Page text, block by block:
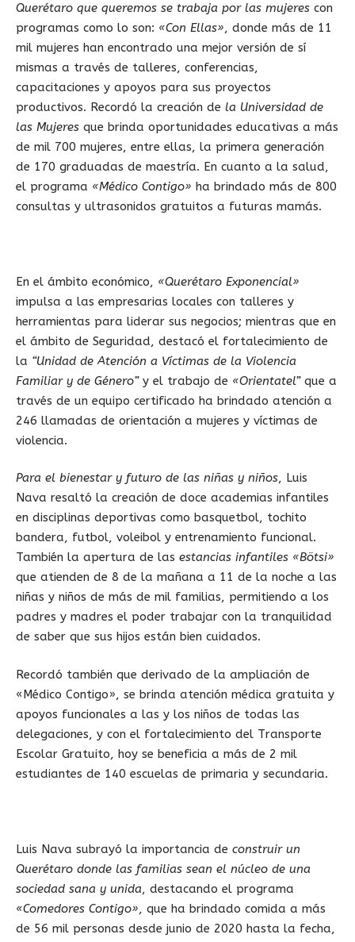
Querétaro que queremos se trabaja por las mujeres con
programas como lo son: «Con Ellas», donde más de 11
mil mujeres han encontrado una mejor versión de sí
mismas a través de talleres, conferencias,
capacitaciones y apoyos para sus proyectos
productivos. Recordó la creación de la Universidad de
las Mujeres que brinda oportunidades educativas a más
de mil 700 mujeres, entre ellas, la primera generación
de 170 graduadas de maestría. En cuanto a la salud,
el programa «Médico Contigo» ha brindado más de 800
consultas y ultrasonidos gratuitos a futuras mamás.
En el ámbito económico, «Querétaro Exponencial»
impulsa a las empresarias locales con talleres y
herramientas para liderar sus negocios; mientras que en
el ámbito de Seguridad, destacó el fortalecimiento de
la “Unidad de Atención a Víctimas de la Violencia
Familiar y de Género”y el trabajo de «Orientatel”que a
través de un equipo certificado ha brindado atención a
246 llamadas de orientación a mujeres y víctimas de
violencia.
Para el bienestar y futuro de las niñas y niños, Luis
Nava resaltó la creación de doce academias infantiles
en disciplinas deportivas como basquetbol, tochito
bandera, futbol, voleibol y entrenamiento funcional.
También la apertura de las estancias infantiles «Bötsi»
que atienden de 8 de la mañana a 11 de la noche a las
niñas y niños de más de mil familias, permitiendo a los
padres y madres el poder trabajar con la tranquilidad
de saber que sus hijos están bien cuidados.
Recordó también que derivado de la ampliación de
«Médico Contigo», se brinda atención médica gratuita y
apoyos funcionales a las y los niños de todas las
delegaciones, y con el fortalecimiento del Transporte
Escolar Gratuito, hoy se beneficia a más de 2 mil
estudiantes de 140 escuelas de primaria y secundaria.
Luis Nava subrayó la importancia de construir un
Querétaro donde las familias sean el núcleo de una
sociedad sana y unida, destacando el programa
«Comedores Contigo», que ha brindado comida a más
de 56 mil personas desde junio de 2020 hasta la fecha,